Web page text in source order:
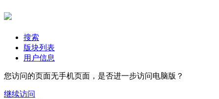
搜索
版块列表
用户信息
您访问的页面无手机页面，是否进一步访问电脑版？
继续访问